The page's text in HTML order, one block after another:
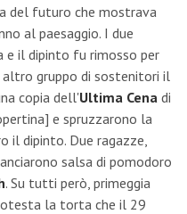
del futuro che mostrava
al paesaggio. I due
e il dipinto fu rimosso per
altro gruppo di sostenitori il
copia dell'Ultima Cena di
e spruzzarono la
il dipinto. Due ragazze,
salsa di pomodoro
. Su tutti però, primeggia
la torta che il 29